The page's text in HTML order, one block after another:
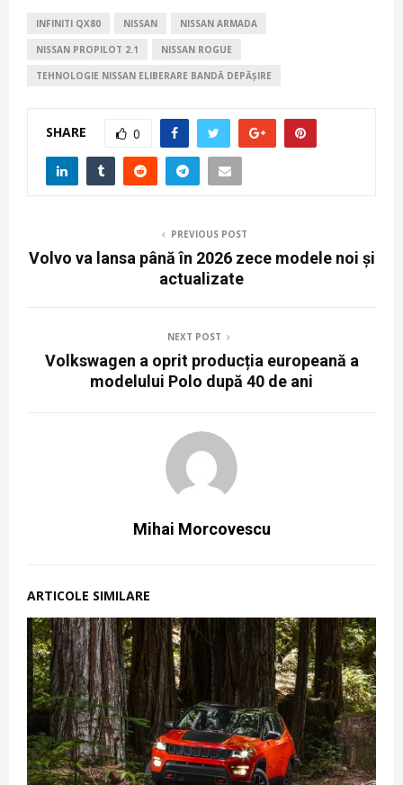
INFINITI QX80 NISSAN NISSAN ARMADA
NISSAN PROPILOT 2.1 NISSAN ROGUE
TEHNOLOGIE NISSAN ELIBERARE BANDĂ DEPĂȘIRE
SHARE 0
PREVIOUS POST
Volvo va lansa până în 2026 zece modele noi și
actualizate
NEXT POST
Volkswagen a oprit producția europeană a
modelului Polo după 40 de ani
Mihai Morcovescu
ARTICOLE SIMILARE